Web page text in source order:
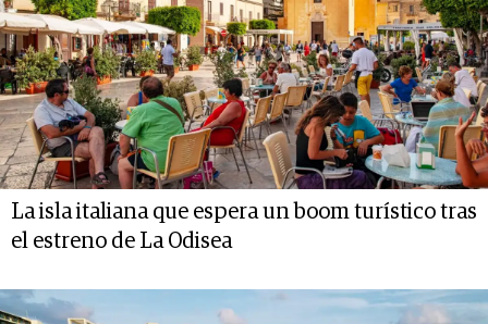
La isla italiana que espera un boom turístico tras
el estreno de La Odisea